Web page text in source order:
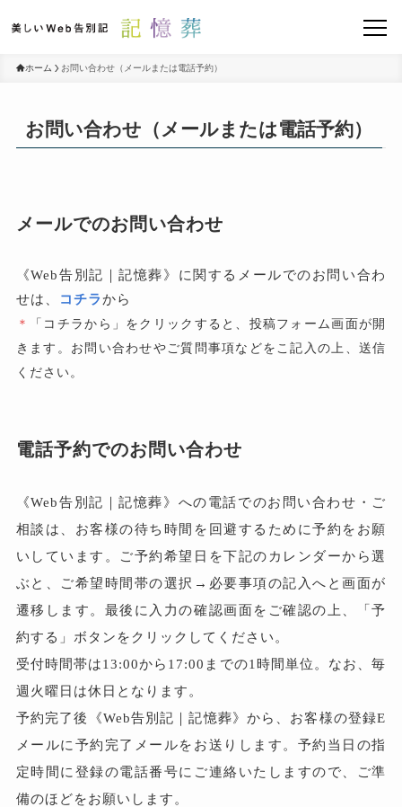
ホーム お問い合わせ（メールまたは電話予約）
お問い合わせ（メールまたは電話予約）
メールでのお問い合わせ
《Web告別記｜記憶葬》に関するメールでのお問い合わ
せは、
コチラから
＊
「コチラから」をクリックすると、投稿フォーム画面が開
きます。お問い合わせやご質問事項などをこ記入の上、送信
ください。
電話予約でのお問い合わせ
《Web告別記｜記憶葬》への電話でのお問い合わせ・ご
相談は、お客様の待ち時間を回避するために予約をお願
いしています。ご予約希望日を下記のカレンダーから選
ぶと、ご希望時間帯の選択→必要事項の記入へと画面が
遷移します。最後に入力の確認画面をご確認の上、「予
約する」ボタンをクリックしてください。
受付時間帯は13:00から17:00までの1時間単位。なお、毎
週火曜日は休日となります。
予約完了後《Web告別記｜記憶葬》から、お客様の登録E
メールに予約完了メールをお送りします。予約当日の指
定時間に登録の電話番号にご連絡いたしますので、ご準
備のほどをお願いします。